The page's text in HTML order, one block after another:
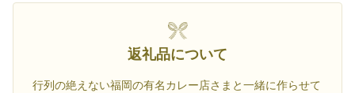
返礼品について
行列の絶えない福岡の有名カレー店さまと一緒に作らせて